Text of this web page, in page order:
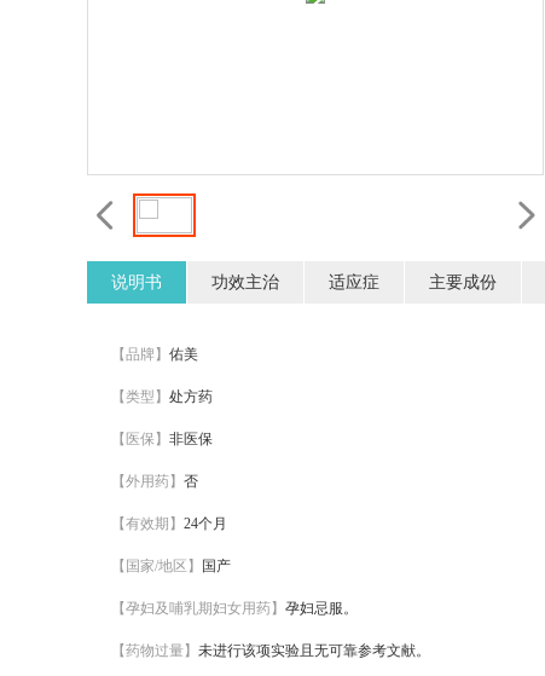
说明书 功效主治 适应症 主要成份
【品牌】 佑美
【类型】 处方药
【医保】 非医保
【外用药】 否
【有效期】 24个月
【国家/地区】 国产
【孕妇及哺乳期妇女用药】 孕妇忌服。
【药物过量】 未进行该项实验且无可靠参考文献。